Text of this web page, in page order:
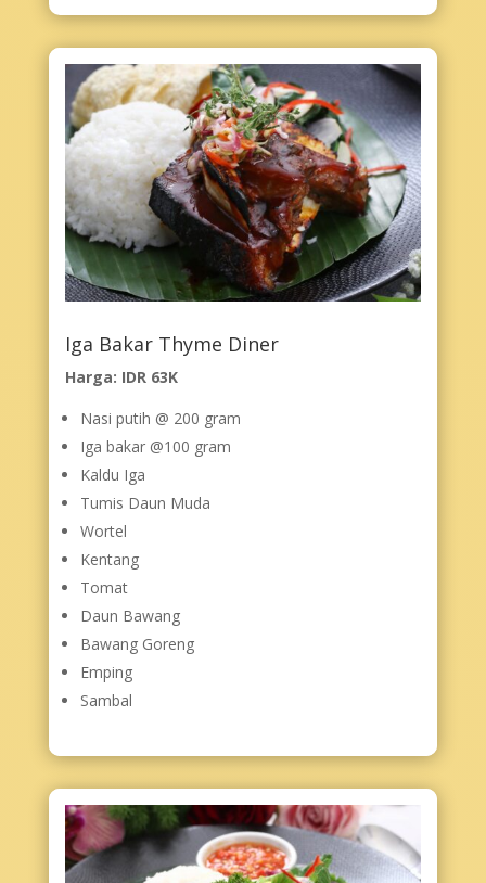
Iga Bakar Thyme Diner
Harga: IDR 63K
Nasi putih @ 200 gram
Iga bakar @100 gram
Kaldu Iga
Tumis Daun Muda
Wortel
Kentang
Tomat
Daun Bawang
Bawang Goreng
Emping
Sambal